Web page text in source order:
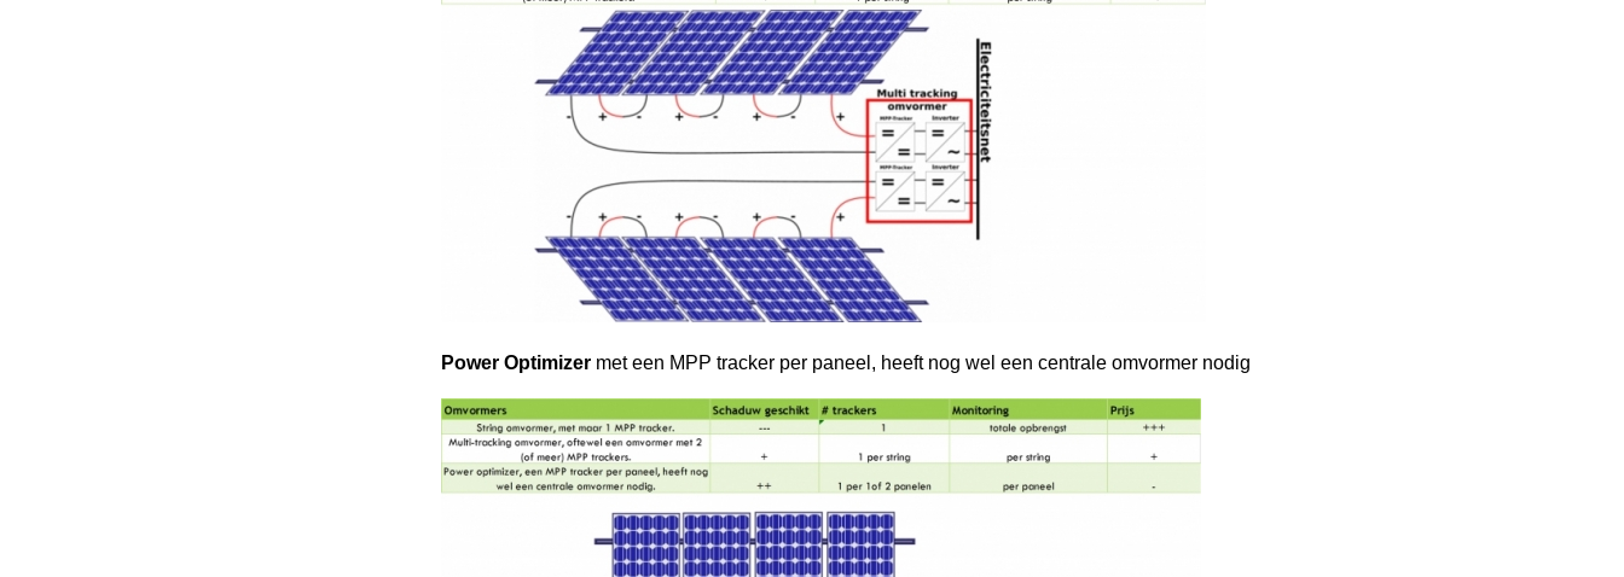
Power Optimizermet een MPP tracker per paneel, heeft nog wel een centrale omvormer nodig